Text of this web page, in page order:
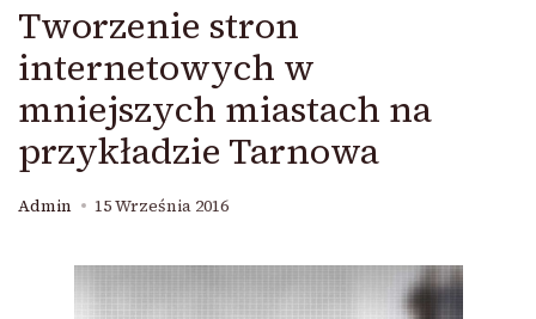
Tworzenie stron
internetowych w
mniejszych miastach na
przykładzie Tarnowa
Admin 15 Września 2016